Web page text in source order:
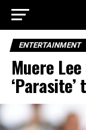
ENTERTAINMENT
Muere